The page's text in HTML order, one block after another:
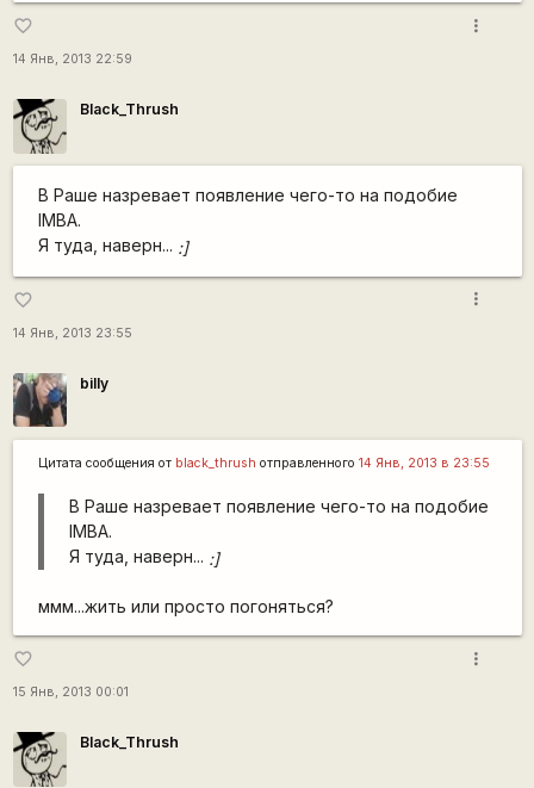
favorite_border
14 Янв, 2013 22:59
more_vert
Black_Thrush
В Раше назревает появление чего-то на подобие
IMBA.
Я туда, наверн... :]
favorite_border
14 Янв, 2013 23:55
more_vert
billy
Цитата сообщения от black_thrush отправленного 14 Янв, 2013 в 23:55
В Раше назревает появление чего-то на подобие
IMBA.
Я туда, наверн... :]
ммм...жить или просто погоняться?
favorite_border
15 Янв, 2013 00:01
more_vert
Black_Thrush